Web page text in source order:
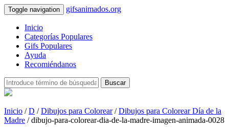
Toggle navigation gifsanimados.org
Inicio
Categorías Populares
Gifs Populares
Ayuda
Recomiéndanos
Buscar
Inicio /D /Dibujos para Colorear/Dibujos para Colorear Día de la
Madre / dibujo-para-colorear-dia-de-la-madre-imagen-animada-0028